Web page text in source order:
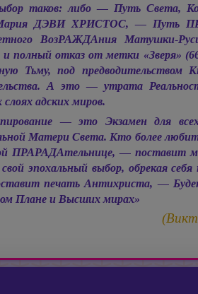
таков: либо — Путь Света,
ДЭВИ ХРИСТОС, —Путь
ВозРАЖДАния Матушки-
полный отказ от метки «Зверя»
Тьму, под предводительством
А это — утрата
адских миров.
— это Экзамен для
Матери Света. Кто более любит
ПРАРАДАтельнице, — поставит
эпохальный выбор, обрекая
печать Антихриста, —
Плане и Высших мирах»